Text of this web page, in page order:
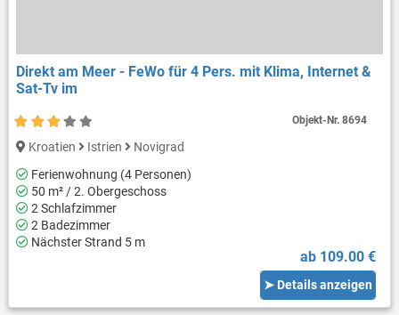
Direkt am Meer - FeWo für 4 Pers. mit Klima, Internet &
Sat-Tv im
Kroatien Istrien
Novigrad
Ferienwohnung (4 Personen)
50 m² / 2. Obergeschoss
2 Schlafzimmer
2 Badezimmer
Nächster Strand 5 m
ab 109.00 €
➤ Details anzeigen
Objekt-Nr.8694